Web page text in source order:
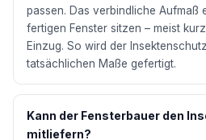
passen. Das verbindliche Aufmaß
fertigen Fenster sitzen – meist
Einzug. So wird der
tatsächlichen Maße gefertigt.
Kann der Fensterbauer den
mitliefern?